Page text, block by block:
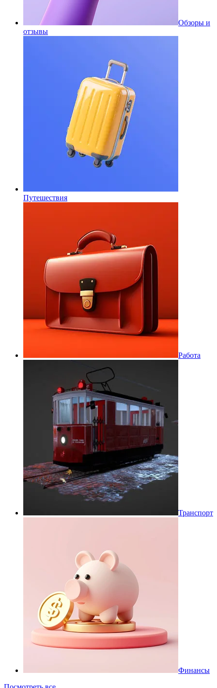
Обзоры и
отзывы
Путешествия
Работа
Транспорт
Финансы